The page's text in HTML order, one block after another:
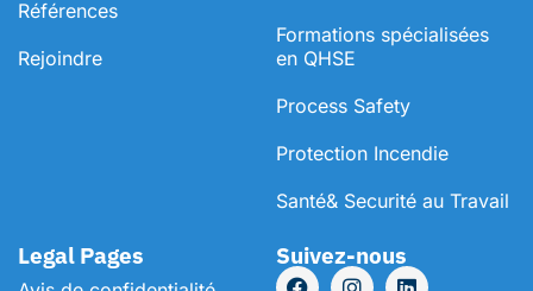
Références
Rejoindre
⁠Formations spécialisées
en QHSE
Process Safety
Protection Incendie
Santé& Securité au Travail
Legal Pages Suivez-nous